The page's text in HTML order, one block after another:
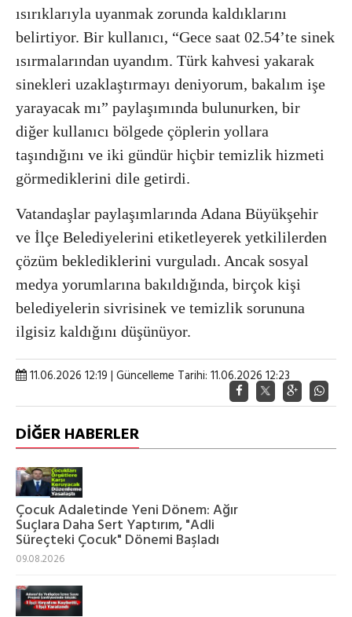
ısırıklarıyla uyanmak zorunda kaldıklarını
belirtiyor. Bir kullanıcı, “Gece saat 02.54’te sinek
ısırmalarından uyandım. Türk kahvesi yakarak
sinekleri uzaklaştırmayı deniyorum, bakalım işe
yarayacak mı” paylaşımında bulunurken, bir
diğer kullanıcı bölgede çöplerin yollara
taşındığını ve iki gündür hiçbir temizlik hizmeti
görmediklerini dile getirdi.
Vatandaşlar paylaşımlarında Adana Büyükşehir
ve İlçe Belediyelerini etiketleyerek yetkililerden
çözüm beklediklerini vurguladı. Ancak sosyal
medya yorumlarına bakıldığında, birçok kişi
belediyelerin sivrisinek ve temizlik sorununa
ilgisiz kaldığını düşünüyor.
11.06.2026 12:19 | Güncelleme Tarihi: 11.06.2026 12:23
DİĞER HABERLER
Çocuk Adaletinde Yeni Dönem: Ağır
Suçlara Daha Sert Yaptırım, "Adli
Süreçteki Çocuk" Dönemi Başladı
09.08.2026